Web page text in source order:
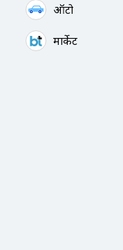
ऑटो
मार्केट